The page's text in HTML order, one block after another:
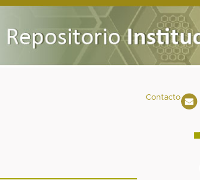
Contacto